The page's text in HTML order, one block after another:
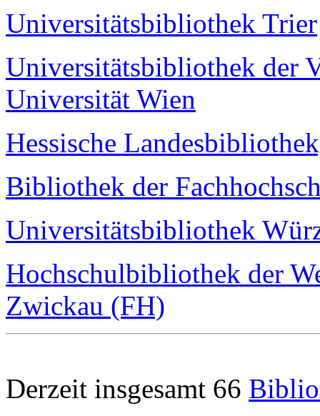
Universitätsbibliothek Trier
Universitätsbibliothek der
Universität Wien
Hessische
Bibliothek der
Universitätsbibliothek
Hochschulbibliothek der
Zwickau (FH)
Derzeit insgesamt 66